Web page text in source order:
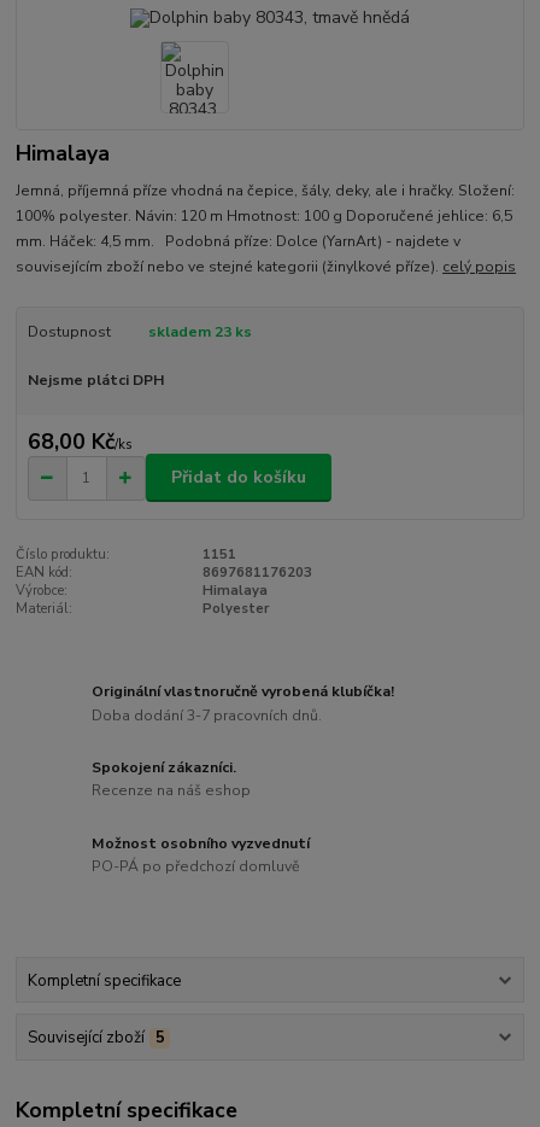
Himalaya
Jemná, příjemná příze vhodná na čepice, šály, deky, ale i hračky. Složení:
100% polyester. Návin: 120 m Hmotnost: 100 g Doporučené jehlice: 6,5
mm. Háček: 4,5 mm. Podobná příze: Dolce (YarnArt) - najdete v
souvisejícím zboží nebo ve stejné kategorii (žinylkové příze). celý popis
Dostupnost skladem 23 ks
Nejsme plátci DPH
68,00 Kč/ks
Přidat do košíku
Číslo produktu:
1151
EAN kód:
8697681176203
Výrobce:
Himalaya
Materiál:
Polyester
Originální vlastnoručně vyrobená klubíčka!
Doba dodání 3-7 pracovních dnů.
Spokojení zákazníci.
Recenze na náš eshop
Možnost osobního vyzvednutí
PO-PÁ po předchozí domluvě
Kompletní specifikace
Související zboží 5
Kompletní specifikace